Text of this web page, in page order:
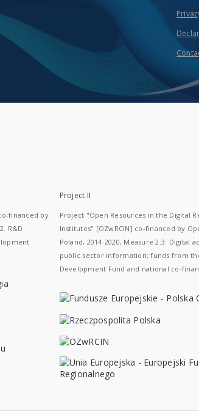
financed by
R&D
Project II
Project "Open Resources in the Digital
Institutes" [OZwRCIN] co-financed by
Poland, 2014-2020, Measure 2.3: Digital
public sector information; funds from
Development Fund and national co-